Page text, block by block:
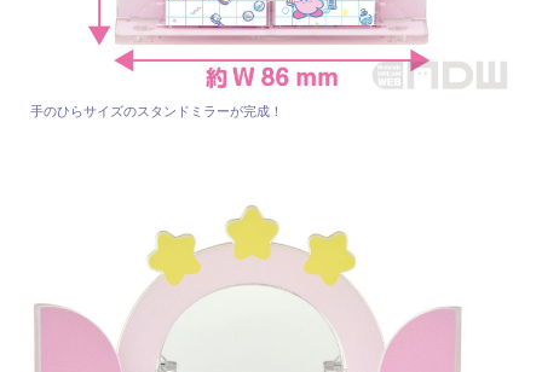
手のひらサイズのスタンドミラーが完成！